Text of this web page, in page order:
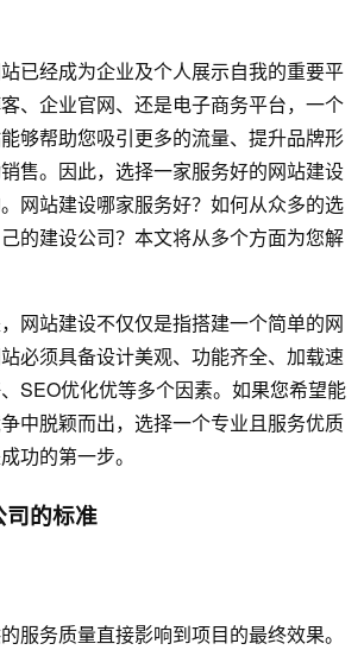
已经成为企业及个人展示自我的重要平
、企业官网、还是电子商务平台，一个
够帮助您吸引更多的流量、提升品牌形
售。因此，选择一家服务好的网站建设
网站建设哪家服务好？如何从众多的选
的建设公司？本文将从多个方面为您解
网站建设不仅仅是指搭建一个简单的网
必须具备设计美观、功能齐全、加载速
SEO优化优等多个因素。如果您希望能
中脱颖而出，选择一个专业且服务优质
功的第一步。
司的标准
服务质量直接影响到项目的最终效果。